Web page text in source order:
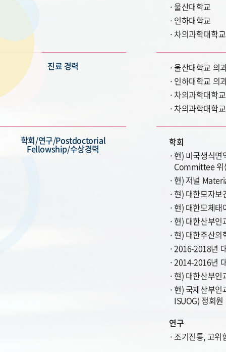
울산대학교
인하대학교
차의과학대학교
진료 경력
울산대학교 의
인하대학교 의
차의과학대학
차의과학대학
학회/연구/Postdoctorial
Fellowship/수상경력
학회
현) 미국생식
Committee 위
현) 저널
현) 대한모자보
현) 대한모체태
현) 대한산부인
현) 대한주산의
2016-2018년
2014-2016년
현) 대한산부인
현) 국제산부
ISUOG) 정회원
연구
조기진통, 고위